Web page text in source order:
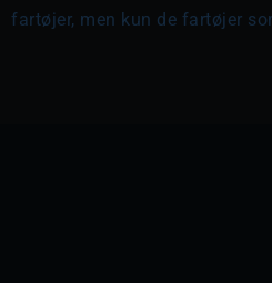
fartøjer, men kun de fartøjer